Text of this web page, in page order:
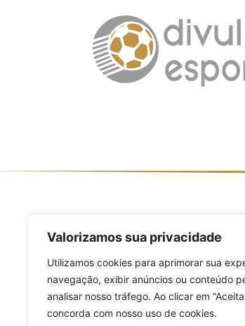
Valorizamos sua privacidade
Utilizamos cookies para aprimorar sua
navegação, exibir anúncios ou conteúdo
analisar nosso tráfego. Ao clicar em
concorda com nosso uso de cookies.
O Divulga Esporte